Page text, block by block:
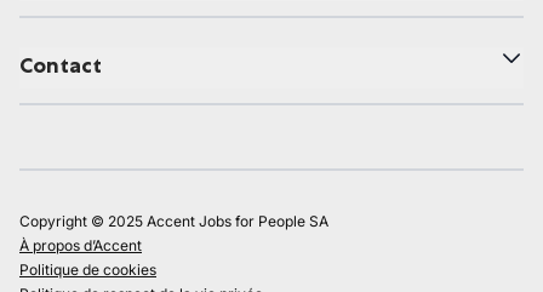
Contact
Copyright © 2025 Accent Jobs for People SA
À propos d’Accent
Politique de cookies